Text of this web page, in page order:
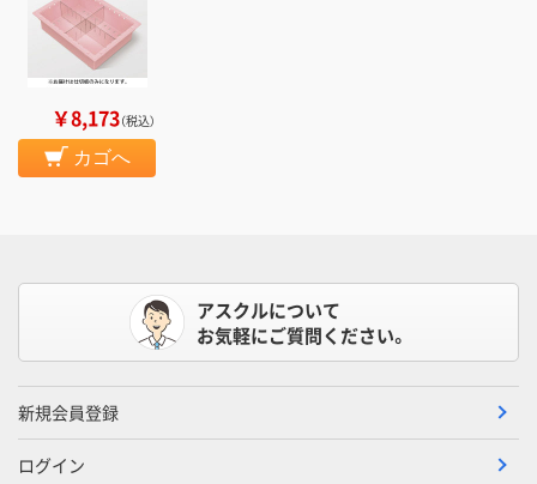
￥8,173（税込）
カゴへ
アスクルについて
お気軽にご質問ください。
新規会員登録
ログイン